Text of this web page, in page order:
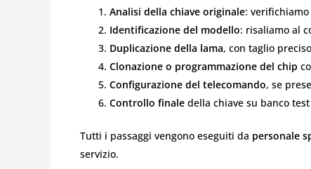
Analisi della chiave originale:
Identificazione del modello: risaliamo al
Duplicazione della lama, con taglio
Clonazione o programmazione del chip
Configurazione del telecomando, se
Controllo finale della chiave su banco test
Tutti i passaggi vengono eseguiti da personale
servizio.